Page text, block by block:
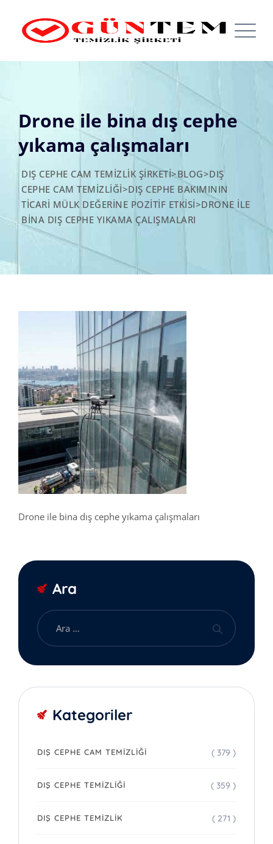
content
Drone ile bina dış cephe
yıkama çalışmaları
DIŞ CEPHE CAM TEMIZLIK ŞIRKETI>BLOG>DIŞ
CEPHE CAM TEMIZLIĞI>DIŞ CEPHE BAKIMININ
TICARI MÜLK DEĞERINE POZITIF ETKISI>DRONE ILE
BINA DIŞ CEPHE YIKAMA ÇALIŞMALARI
Drone ile bina dış cephe yıkama çalışmaları
Ara
Kategoriler
DIŞ CEPHE CAM TEMIZLIĞI ( 379 )
DIŞ CEPHE TEMIZLIĞI ( 359 )
DIŞ CEPHE TEMIZLIK ( 271 )